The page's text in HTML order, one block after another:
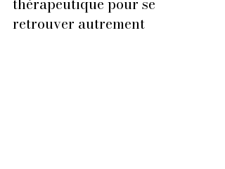
retrouver autrement